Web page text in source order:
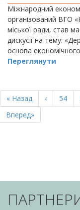
Міжнародний
організований ВГО
міської ради, став
дискусії на тему:
основа
Переглянути
НА
СТОРІНКИ
Перша
сторінка
« Назад
сторінка
‹ Page
54
Остання
сторінка
Вперед»